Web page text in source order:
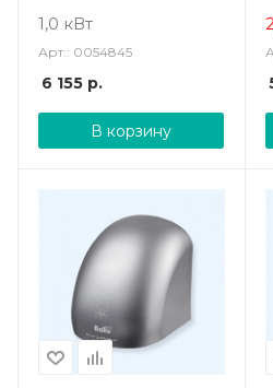
1,0 кВт
Арт.: 0054845
6 155 р.
В корзину